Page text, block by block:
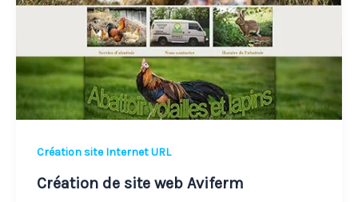
Création site Internet URL
Création de site web Aviferm